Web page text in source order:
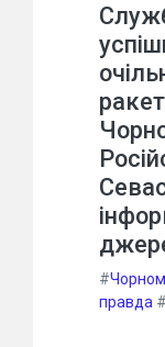
#
правда #